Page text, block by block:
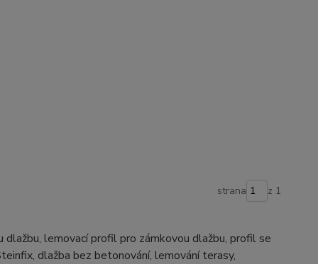
strana z 1
lemovací profil pro zámkovou dlažbu, profil se
dlažba bez betonování, lemování terasy,